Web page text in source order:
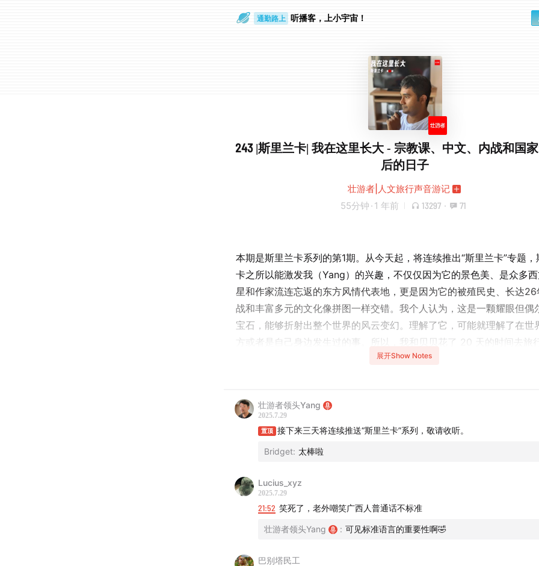
通勤路上 听播客，上小宇宙！
243 |斯里兰卡| 我在这里长大 - 宗教课、中文、内战和国
后的日子
壮游者|人文旅行声音游记
55分钟 · 1 年前 13297 · 71
本期是斯里兰卡系列的第1期。从今天起，将连续推出“斯里兰卡”专题，
卡之所以能激发我（Yang）的兴趣，不仅仅因为它的景色美、是众多
星和作家流连忘返的东方风情代表地，更是因为它的被殖民史、长达26
战和丰富多元的文化像拼图一样交错。我个人认为，这是一颗耀眼但偶
宝石，能够折射出整个世界的风云变幻。理解了它，可能就理解了在世
方或者是自己身边发生过的事。所以，我和贝贝花了 20 天的时间去旅
西北都走了，也去认识当地人，更做了大量的资料，在接下来的系列节
今天的“壮游者”是苏鹏，他是斯里兰卡人，在2014年到2015 年曾在广西
学，2018年和一位中国姑娘结婚，也有了两个孩子，现在定居斯里兰卡
是在他生日当天（3月4日）抵达他在斯里兰卡的家的，中午也顺便蹭了
卡之旅最后时段见面的，但我想把这期节目放在系列的最前面，算是个
由苏鹏这个当地人先领进门，说一声“欢迎光临”，让你对这个国家和这
有一个认识，然后，再跟随我和贝贝一点点地去探索。
展开Show Notes
壮游者领头Yang
2025.7.29
置顶 接下来三天将连续推送“斯里兰卡”系列，敬请收听。
Bridget: 太棒啦
Lucius_xyz
2025.7.29
21:52 笑死了，老外嘲笑广西人普通话不标准
壮游者领头Yang : 可见标准语言的重要性啊🤣
巴别塔民工